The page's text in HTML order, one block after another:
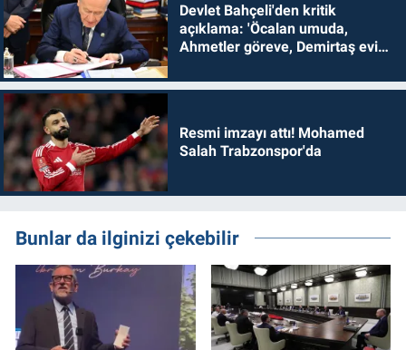
Devlet Bahçeli'den kritik
açıklama: 'Öcalan umuda,
Ahmetler göreve, Demirtaş evine
Resmi imzayı attı! Mohamed
Salah Trabzonspor'da
Bunlar da ilginizi çekebilir